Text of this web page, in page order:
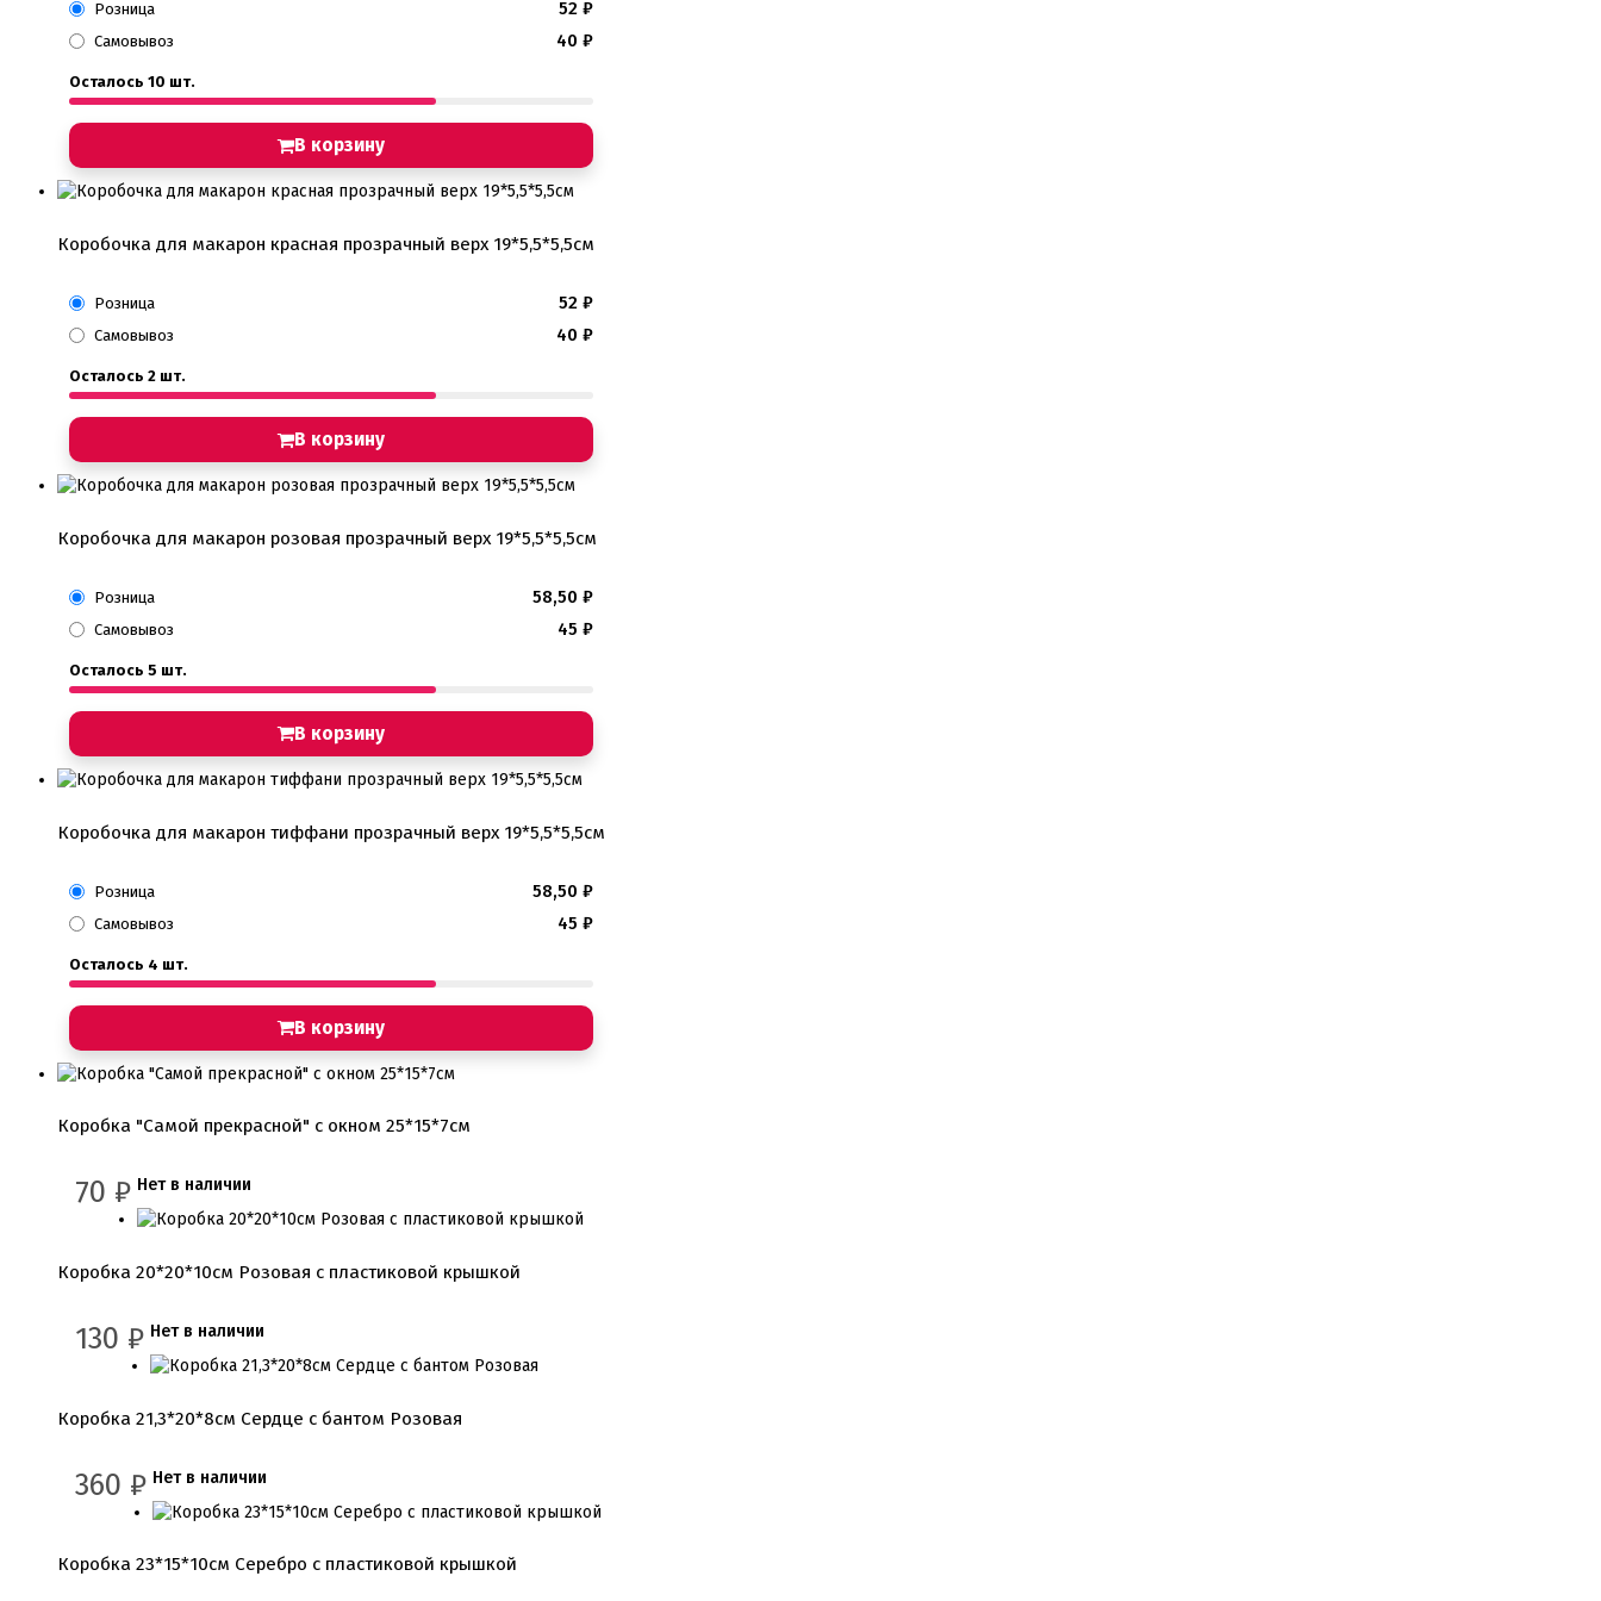
Розница 52 ₽
Самовывоз 40 ₽
Осталось 10 шт.
В корзину
Коробочка для макарон красная прозрачный верх 19*5,5*5,5см
Розница 52 ₽
Самовывоз 40 ₽
Осталось 2 шт.
В корзину
Коробочка для макарон розовая прозрачный верх 19*5,5*5,5см
Розница 58,50 ₽
Самовывоз 45 ₽
Осталось 5 шт.
В корзину
Коробочка для макарон тиффани прозрачный верх 19*5,5*5,5см
Розница 58,50 ₽
Самовывоз 45 ₽
Осталось 4 шт.
В корзину
Коробка "Самой прекрасной" с окном 25*15*7см
70 ₽ Нет в наличии
Коробка 20*20*10см Розовая с пластиковой крышкой
130 ₽ Нет в наличии
Коробка 21,3*20*8см Сердце с бантом Розовая
360 ₽ Нет в наличии
Коробка 23*15*10см Серебро с пластиковой крышкой